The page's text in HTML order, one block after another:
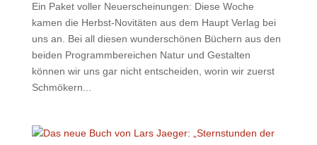
Ein Paket voller Neuerscheinungen: Diese Woche
kamen die Herbst-Novitäten aus dem Haupt Verlag bei
uns an. Bei all diesen wunderschönen Büchern aus den
beiden Programmbereichen Natur und Gestalten
können wir uns gar nicht entscheiden, worin wir zuerst
Schmökern...